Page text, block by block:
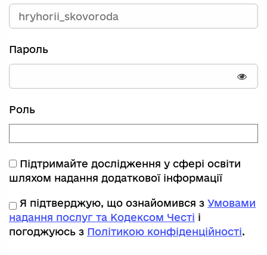
Пароль
Роль
Підтримайте дослідження у сфері освіти
шляхом надання додаткової інформації
Я підтверджую, що ознайомився з Умовами
надання послуг та Кодексом Честі і
погоджуюсь з Політикою конфіденційності.